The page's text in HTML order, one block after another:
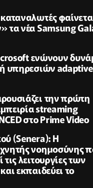
τα νέα Samsung
ενώνουν
υπηρεσιών adaptive
την πρώτη
streaming
στο Prime Video
(Senera): Η
νοημοσύνης
λειτουργίες των
εκπαιδεύει το